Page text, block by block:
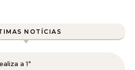
NOTÍCIAS
a 1ª